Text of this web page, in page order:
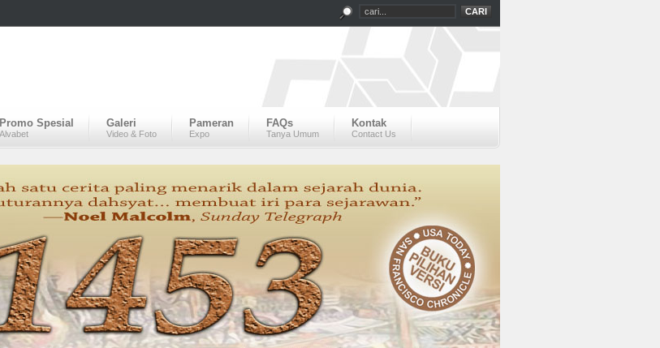
Promo Spesial
Alvabet
Galeri
Video & Foto
Pameran
Expo
FAQs
Tanya Umum
Kontak
Contact Us